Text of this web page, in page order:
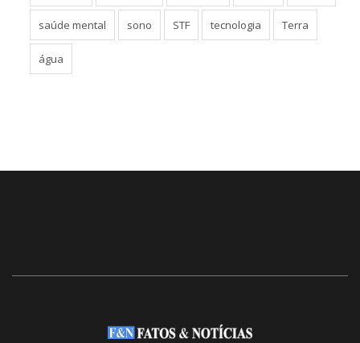
saúde mental sono STF tecnologia Terra
água